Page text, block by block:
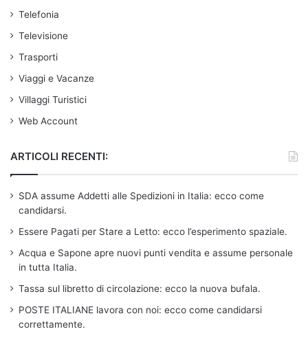
Telefonia
Televisione
Trasporti
Viaggi e Vacanze
Villaggi Turistici
Web Account
ARTICOLI RECENTI:
SDA assume Addetti alle Spedizioni in Italia: ecco come
candidarsi.
Essere Pagati per Stare a Letto: ecco l’esperimento spaziale.
Acqua e Sapone apre nuovi punti vendita e assume personale
in tutta Italia.
Tassa sul libretto di circolazione: ecco la nuova bufala.
POSTE ITALIANE lavora con noi: ecco come candidarsi
correttamente.